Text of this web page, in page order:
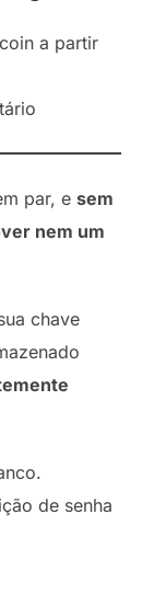
a partir
par, e sem
nem um
chave
de senha